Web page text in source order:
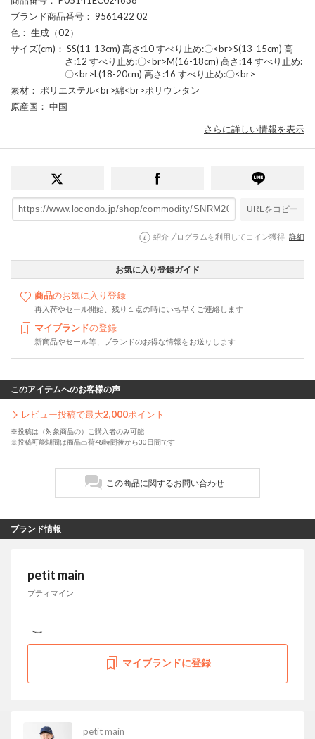
ブランド商品番号 ： 9561422 02
色 ： 生成（02）
サイズ(cm) ： SS(11-13cm) 高さ:10 すべり止め:〇<br>S(13-15cm) 高
さ:12 すべり止め:〇<br>M(16-18cm) 高さ:14 すべり止め:
〇<br>L(18-20cm) 高さ:16 すべり止め:〇<br>
素材 ： ポリエステル<br>綿<br>ポリウレタン
原産国 ： 中国
さらに詳しい情報を表示
URLをコピー
紹介プログラムを利用してコイン獲得 詳細
お気に入り登録ガイド
商品のお気に入り登録
再入荷やセール開始、残り１点の時にいち早くご連絡します
マイブランドの登録
新商品やセール等、ブランドのお得な情報をお送りします
このアイテムへのお客様の声
レビュー投稿で最大2,000ポイント
※投稿は（対象商品の）ご購入者のみ可能
※投稿可能期間は商品出荷48時間後から30日間です
この商品に関するお問い合わせ
ブランド情報
petit main
プティマイン
マイブランドに登録
petit main